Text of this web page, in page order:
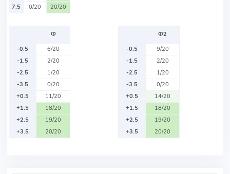
7.5
0/20 20/20
Ф
-0.5
6/20
-1.5
2/20
-2.5
1/20
-3.5
0/20
+0.5
11/20
+1.5
18/20
+2.5
19/20
+3.5
20/20
Ф2
-0.5
9/20
-1.5
2/20
-2.5
1/20
-3.5
0/20
+0.5
14/20
+1.5
18/20
+2.5
19/20
+3.5
20/20